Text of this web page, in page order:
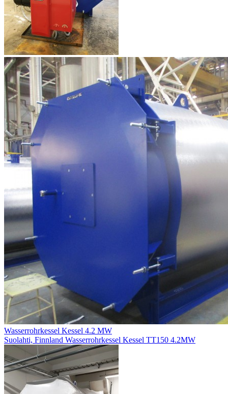
Wasserrohrkessel Kessel 4.2 MW
Suolahti, Finnland Wasserrohrkessel Kessel TT150 4.2MW